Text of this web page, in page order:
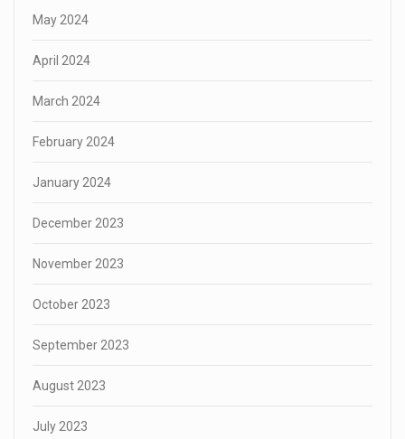
May 2024
April 2024
March 2024
February 2024
January 2024
December 2023
November 2023
October 2023
September 2023
August 2023
July 2023